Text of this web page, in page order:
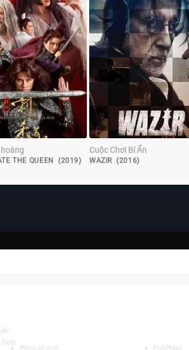
THE QUEEN (2019)
Cuộc Chơi Bí Ẩn
WAZIR (2016)